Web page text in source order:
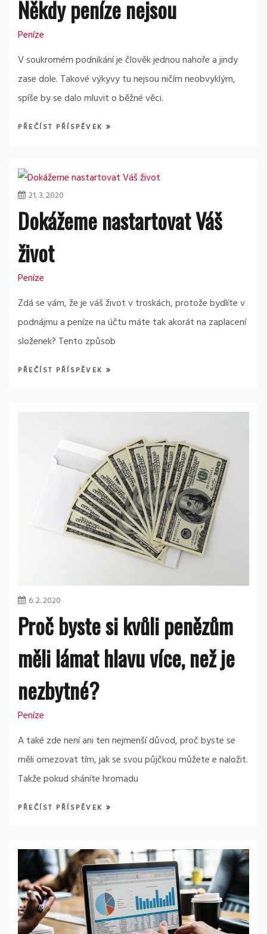
Někdy peníze nejsou
Peníze
V soukromém podnikání je člověk jednou nahoře a jindy
zase dole. Takové výkyvy tu nejsou ničím neobvyklým,
spíše by se dalo mluvit o běžné věci.
PŘEČÍST PŘÍSPĚVEK
21. 3. 2020
Dokážeme nastartovat Váš
život
Peníze
Zdá se vám, že je váš život v troskách, protože bydlíte v
podnájmu a peníze na účtu máte tak akorát na zaplacení
složenek? Tento způsob
PŘEČÍST PŘÍSPĚVEK
6. 2. 2020
Proč byste si kvůli penězům
měli lámat hlavu více, než je
nezbytné?
Peníze
A také zde není ani ten nejmenší důvod, proč byste se
měli omezovat tím, jak se svou půjčkou můžete e naložit.
Takže pokud sháníte hromadu
PŘEČÍST PŘÍSPĚVEK